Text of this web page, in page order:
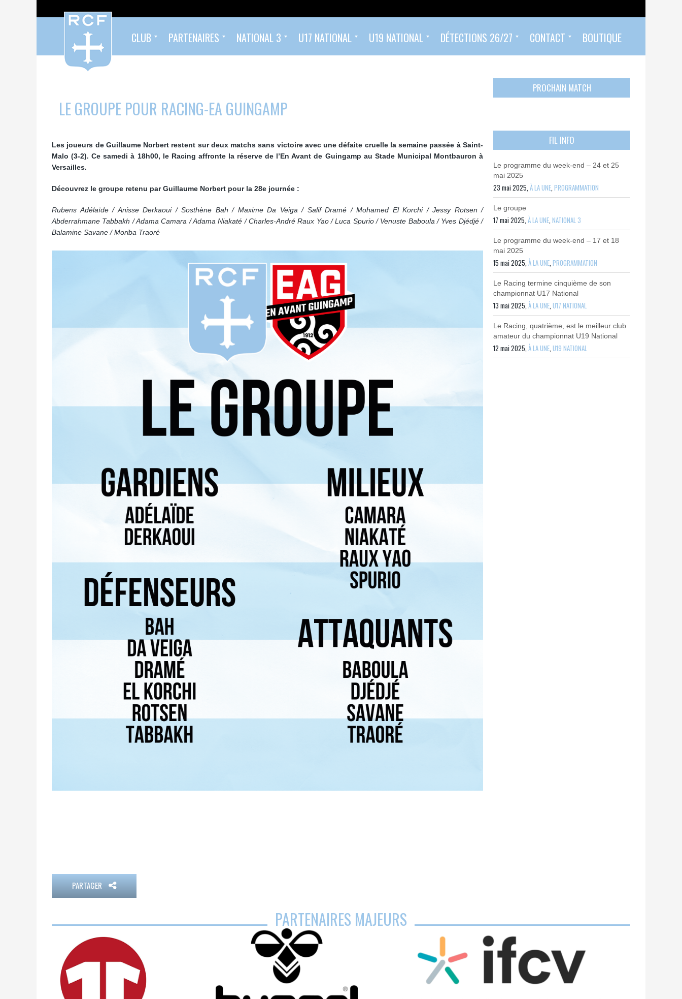
CLUB PARTENAIRES NATIONAL 3 U17 NATIONAL U19 NATIONAL DÉTECTIONS 26/27 CONTACT BOUTIQUE
LE GROUPE POUR RACING-EA GUINGAMP
Les joueurs de Guillaume Norbert restent sur deux matchs sans victoire avec une défaite cruelle la semaine passée à Saint-
Malo (3-2). Ce samedi à 18h00, le Racing affronte la réserve de l’En Avant de Guingamp au Stade Municipal Montbauron à
Versailles.
Découvrez le groupe retenu par Guillaume Norbert pour la 28e journée :
Rubens Adélaïde / Anisse Derkaoui / Sosthène Bah / Maxime Da Veiga / Salif Dramé / Mohamed El Korchi / Jessy Rotsen /
Abderrahmane Tabbakh / Adama Camara / Adama Niakaté / Charles-André Raux Yao / Luca Spurio / Venuste Baboula / Yves Djédjé /
Balamine Savane / Moriba Traoré
PARTAGER
PROCHAIN MATCH
FIL INFO
Le programme du week-end – 24 et 25
mai 2025
23 mai 2025,À LA UNE,PROGRAMMATION
Le groupe
17 mai 2025,À LA UNE,NATIONAL 3
Le programme du week-end – 17 et 18
mai 2025
15 mai 2025,À LA UNE,PROGRAMMATION
Le Racing termine cinquième de son
championnat U17 National
13 mai 2025,À LA UNE,U17 NATIONAL
Le Racing, quatrième, est le meilleur club
amateur du championnat U19 National
12 mai 2025,À LA UNE,U19 NATIONAL
PARTENAIRES MAJEURS